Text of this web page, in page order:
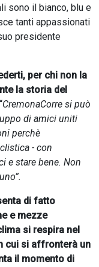
sono il bianco, blu e
tanti appassionati
presidente
per chi non la
la storia del
CremonaCorre si può
di amici uniti
perchè
- con
e stare bene. Non
di fatto
e mezze
si respira nel
cui si affronterà un
il momento di